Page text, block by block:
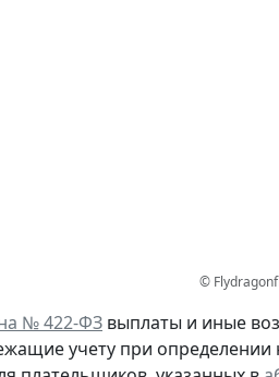
©
№ 422-ФЗ выплаты и иные
учету при